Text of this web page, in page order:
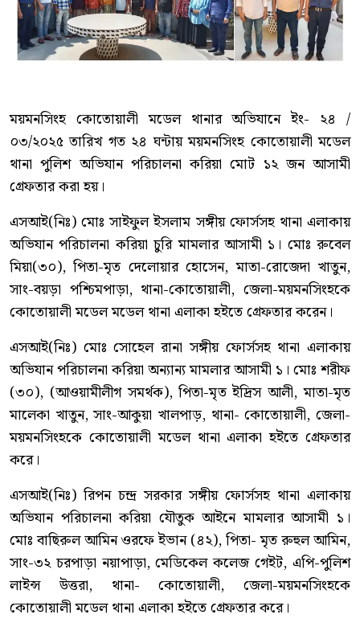
ময়মনসিংহ কোতোয়ালী মডেল থানার অভিযানে ইং- ২৪ /
০৩/২০২৫ তারিখ গত ২৪ ঘন্টায় ময়মনসিংহ কোতোয়ালী মডেল
থানা পুলিশ অভিযান পরিচালনা করিয়া মোট ১২ জন আসামী
গ্রেফতার করা হয়।
এসআই(নিঃ) মোঃ সাইফুল ইসলাম সঙ্গীয় ফোর্সসহ থানা এলাকায়
অভিযান পরিচালনা করিয়া চুরি মামলার আসামী ১। মোঃ রুবেল
মিয়া(৩০), পিতা-মৃত দেলোয়ার হোসেন, মাতা-রোজেদা খাতুন,
সাং-বয়ড়া পশ্চিমপাড়া, থানা-কোতোয়ালী, জেলা-ময়মনসিংহকে
কোতোয়ালী মডেল মডেল থানা এলাকা হইতে গ্রেফতার করেন।
এসআই(নিঃ) মোঃ সোহেল রানা সঙ্গীয় ফোর্সসহ থানা এলাকায়
অভিযান পরিচালনা করিয়া অন্যান্য মামলার আসামী ১। মোঃ শরীফ
(৩০), (আওয়ামীলীগ সমর্থক), পিতা-মৃত ইদ্রিস আলী, মাতা-মৃত
মালেকা খাতুন, সাং-আকুয়া খালপাড়, থানা- কোতোয়ালী, জেলা-
ময়মনসিংহকে কোতোয়ালী মডেল থানা এলাকা হইতে গ্রেফতার
করে।
এসআই(নিঃ) রিপন চন্দ্র সরকার সঙ্গীয় ফোর্সসহ থানা এলাকায়
অভিযান পরিচালনা করিয়া যৌতুক আইনে মামলার আসামী ১।
মোঃ বাছিরুল আমিন ওরফে ইভান (৪২), পিতা- মৃত রুহুল আমিন,
সাং-৩২ চরপাড়া নয়াপাড়া, মেডিকেল কলেজ গেইট, এপি-পুলিশ
লাইন্স উত্তরা, থানা- কোতোয়ালী, জেলা-ময়মনসিংহকে
কোতোয়ালী মডেল থানা এলাকা হইতে গ্রেফতার করে।